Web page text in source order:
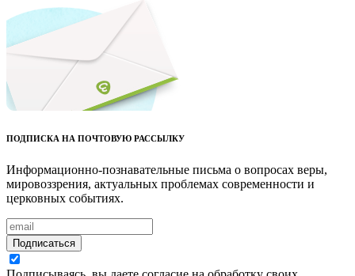
ПОДПИСКА НА ПОЧТОВУЮ РАССЫЛКУ
Информационно-познавательные письма о вопросах веры,
мировоззрения, актуальных проблемах современности и
церковных событиях.
Подписаться